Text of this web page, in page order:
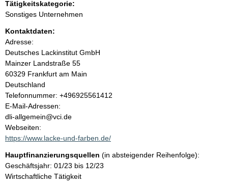
i
n
h
a
l
t
Tätigkeitskategorie:
Sonstiges Unternehmen
Kontaktdaten:
Adresse:
Deutsches Lackinstitut GmbH
Mainzer Landstraße 55
60329 Frankfurt am Main
Deutschland
K
o
n
t
a
t
i
n
Telefonnummer: +496925561412
E-Mail-Adressen:
dli-allgemein@vci.de
Webseiten:
https://www.lacke-und-farben.de/
Hauptfinanzierungsquellen (in absteigender Reihenfolge):
Geschäftsjahr: 01/23 bis 12/23
Wirtschaftliche Tätigkeit